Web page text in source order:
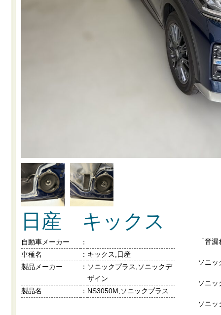
日産 キックス
自動車メーカー
：
車種名
： キックス,日産
製品メーカー
： ソニックプラス,ソニックデ
ザイン
製品名
： NS3050M,ソニックプラス
「音
ソニッ
ソニッ
ソニッ